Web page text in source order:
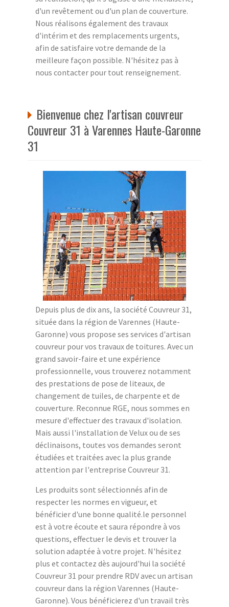
d'un revêtement ou d'un plan de couverture.
Nous réalisons également des travaux
d'intérim et des remplacements urgents,
afin de satisfaire votre demande de la
meilleure façon possible. N'hésitez pas à
nous contacter pour tout renseignement.
Bienvenue chez l'artisan couvreur
Couvreur 31 à Varennes Haute-Garonne
31
Depuis plus de dix ans, la société Couvreur 31,
située dans la région de Varennes (Haute-
Garonne) vous propose ses services d'artisan
couvreur pour vos travaux de toitures. Avec un
grand savoir-faire et une expérience
professionnelle, vous trouverez notamment
des prestations de pose de liteaux, de
changement de tuiles, de charpente et de
couverture. Reconnue RGE, nous sommes en
mesure d'effectuer des travaux d'isolation.
Mais aussi l'installation de Velux ou de ses
déclinaisons, toutes vos demandes seront
étudiées et traitées avec la plus grande
attention par l'entreprise Couvreur 31.
Les produits sont sélectionnés afin de
respecter les normes en vigueur, et
bénéficier d'une bonne qualité.le personnel
est à votre écoute et saura répondre à vos
questions, effectuer le devis et trouver la
solution adaptée à votre projet. N'hésitez
plus et contactez dès aujourd'hui la société
Couvreur 31 pour prendre RDV avec un artisan
couvreur dans la région Varennes (Haute-
Garonne). Vous bénéficierez d'un travail très